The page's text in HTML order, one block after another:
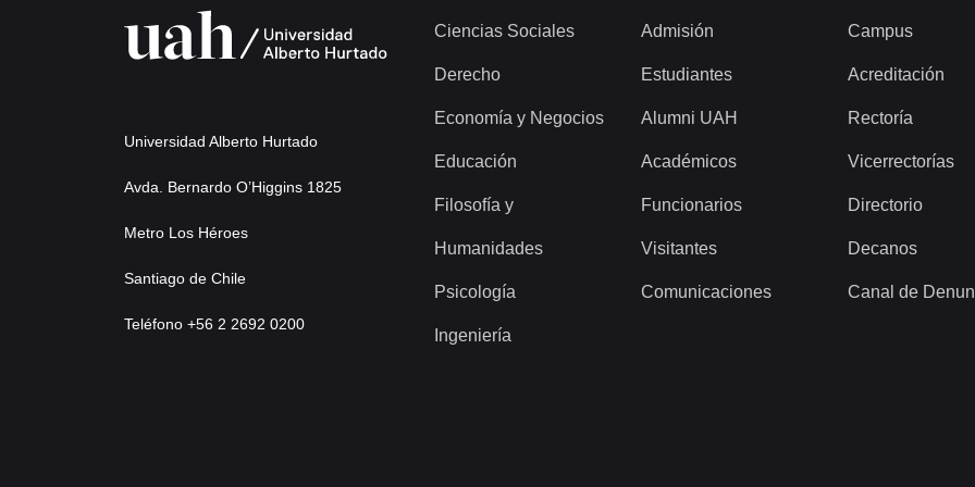
Universidad Alberto Hurtado
Avda. Bernardo O’Higgins 1825
Metro Los Héroes
Santiago de Chile
Teléfono +56 2 2692 0200
Ciencias Sociales
Derecho
Economía y Negocios
Educación
Filosofía y
Humanidades
Psicología
Ingeniería
Admisión
Estudiantes
Alumni UAH
Académicos
Funcionarios
Visitantes
Comunicaciones
Campus
Acreditación
Rectoría
Vicerrectorías
Directorio
Decanos
Canal de